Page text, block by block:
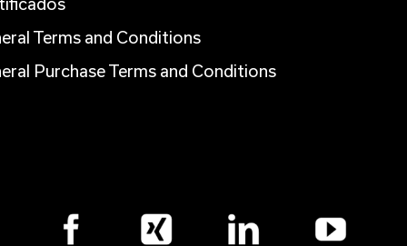
Terms and Conditions
Purchase Terms and Conditions